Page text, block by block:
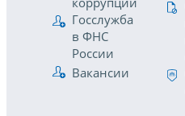
Госслужба
в ФНС
России
Вакансии